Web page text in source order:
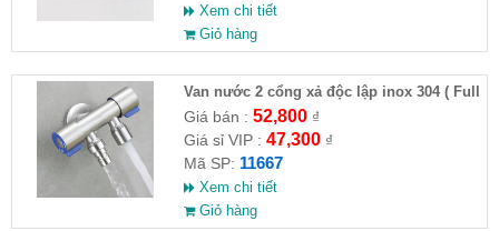
Xem chi tiết
Giỏ hàng
Van nước 2 cổng xả độc lập inox 304 ( Full
VAT )
Giá bán : 52,800₫
Giá sỉ VIP : 47,300₫
Mã SP: 11667
Xem chi tiết
Giỏ hàng